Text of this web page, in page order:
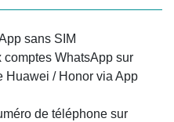
sans SIM
WhatsApp sur
Huawei / Honor via App
de téléphone sur